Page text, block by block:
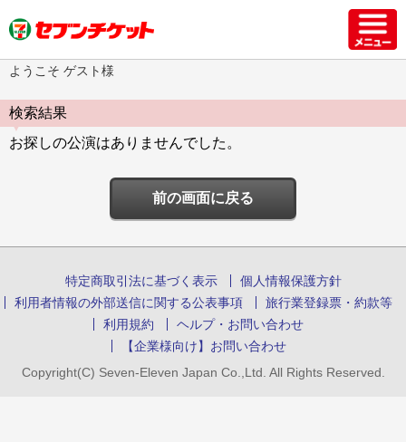
ようこそ ゲスト様
検索結果
お探しの公演はありませんでした。
前の画面に戻る
特定商取引法に基づく表示
個人情報保護方針
利用者情報の外部送信に関する公表事項
旅行業登録票・約款等
利用規約
ヘルプ・お問い合わせ
【企業様向け】お問い合わせ
Copyright(C) Seven-Eleven Japan Co.,Ltd. All Rights Reserved.